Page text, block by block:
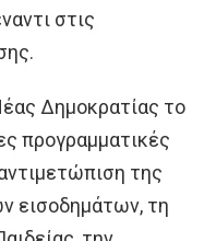
στις
Δημοκρατίας το
προγραμματικές
της
εισοδημάτων, τη